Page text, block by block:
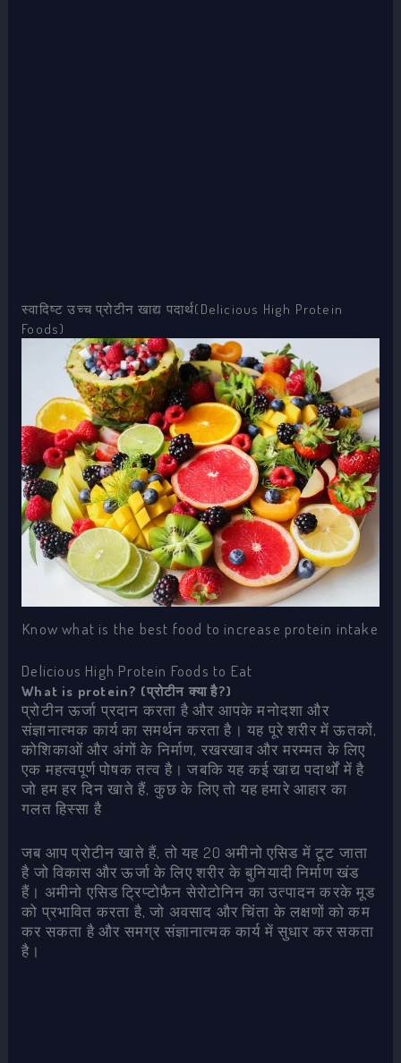
स्वादिष्ट उच्च प्रोटीन खाद्य पदार्थ(Delicious High Protein
Foods)
Know what is the best food to increase protein intake
Delicious High Protein Foods to Eat
What is protein? (प्रोटीन क्या है?)
प्रोटीन ऊर्जा प्रदान करता है और आपके मनोदशा और
संज्ञानात्मक कार्य का समर्थन करता है। यह पूरे शरीर में ऊतकों,
कोशिकाओं और अंगों के निर्माण, रखरखाव और मरम्मत के लिए
एक महत्वपूर्ण पोषक तत्व है। जबकि यह कई खाद्य पदार्थों में है
जो हम हर दिन खाते हैं, कुछ के लिए तो यह हमारे आहार का
गलत हिस्सा है
जब आप प्रोटीन खाते हैं, तो यह 20 अमीनो एसिड में टूट जाता
है जो विकास और ऊर्जा के लिए शरीर के बुनियादी निर्माण खंड
हैं। अमीनो एसिड ट्रिप्टोफैन सेरोटोनिन का उत्पादन करके मूड
को प्रभावित करता है, जो अवसाद और चिंता के लक्षणों को कम
कर सकता है और समग्र संज्ञानात्मक कार्य में सुधार कर सकता
है।